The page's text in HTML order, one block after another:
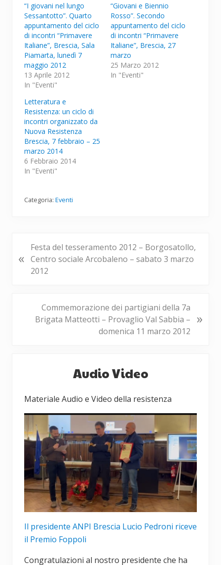
“I giovani nel lungo
Sessantotto”. Quarto
appuntamento del ciclo
di incontri “Primavere
Italiane”, Brescia, Sala
Piamarta, lunedì 7
maggio 2012
13 Aprile 2012
In "Eventi"
“Giovani e Biennio
Rosso”. Secondo
appuntamento del ciclo
di incontri “Primavere
Italiane”, Brescia, 27
marzo
25 Marzo 2012
In "Eventi"
Letteratura e
Resistenza: un ciclo di
incontri organizzato da
Nuova Resistenza
Brescia, 7 febbraio – 25
marzo 2014
6 Febbraio 2014
In "Eventi"
Categoria: Eventi
o
«
Festa del tesseramento 2012 – Borgosatollo,
Centro sociale Arcobaleno – sabato 3 marzo
2012
Commemorazione dei partigiani della 7a
Brigata Matteotti – Provaglio Val Sabbia –
domenica 11 marzo 2012
»
primaria
Audio Video
Materiale Audio e Video della resistenza
Il presidente ANPI Brescia Lucio Pedroni riceve
il Premio Foppoli
Congratulazioni al nostro presidente che ha